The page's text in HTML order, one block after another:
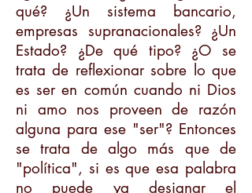
qué? ¿Un sistema bancario,
empresas supranacionales? ¿Un
Estado? ¿De qué tipo? ¿O se
trata de reflexionar sobre lo que
es ser en común cuando ni Dios
ni amo nos proveen de razón
alguna para ese "ser"? Entonces
se trata de algo más que de
"política", si es que esa palabra
no puede ya designar el